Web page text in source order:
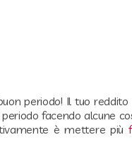
periodo! Il tuo
facendo alcune
è mettere più